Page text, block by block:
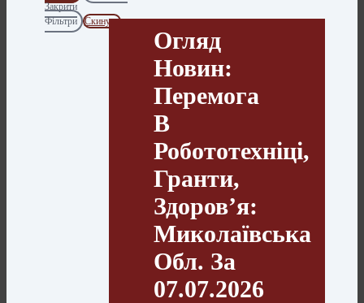
Закрити
Фільтри
Скинути
Огляд
Новин:
Перемога
В
Робототехніці,
Гранти,
Здоров’я:
Миколаївська
Обл. За
07.07.2026